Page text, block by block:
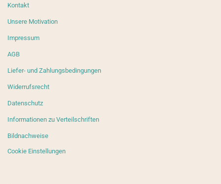
Kontakt
Unsere Motivation
Impressum
AGB
Liefer- und Zahlungsbedingungen
Widerrufsrecht
Datenschutz
Informationen zu Verteilschriften
Bildnachweise
Cookie Einstellungen